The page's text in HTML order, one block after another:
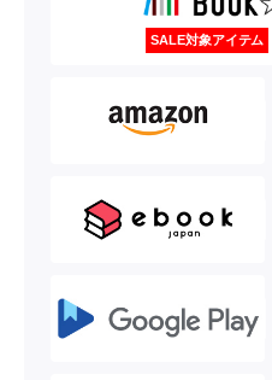
SALE対象アイテム